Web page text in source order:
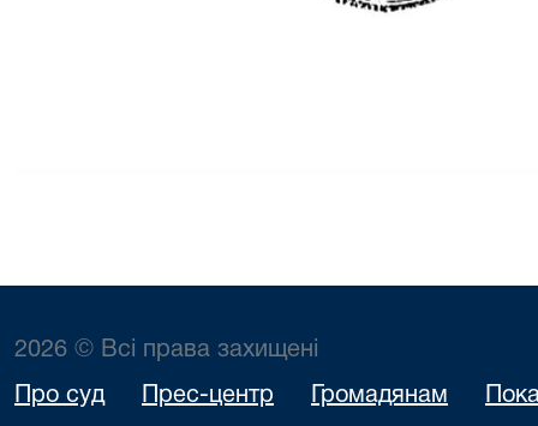
2026 © Всі права захищені
Про суд Прес-центр Громадянам